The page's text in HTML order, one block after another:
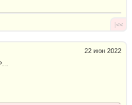
|<<
22 июн 2022